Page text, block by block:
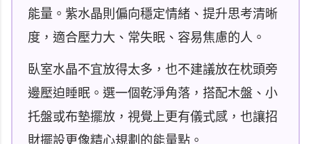
能量。紫水晶則偏向穩定情緒、提升思考清晰
度，適合壓力大、常失眠、容易焦慮的人。
臥室水晶不宜放得太多，也不建議放在枕頭旁
邊壓迫睡眠。選一個乾淨角落，搭配木盤、小
托盤或布墊擺放，視覺上更有儀式感，也讓招
財擺設更像精心規劃的能量點。